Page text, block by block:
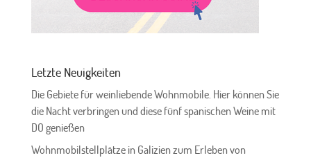
Letzte Neuigkeiten
Die Gebiete für weinliebende Wohnmobile. Hier können Sie
die Nacht verbringen und diese fünf spanischen Weine mit
DO genießen
Wohnmobilstellplätze in Galizien zum Erleben von